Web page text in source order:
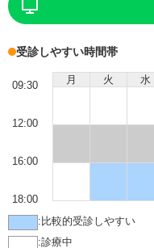
受診しやすい時間帯
月 火 水
09:30
12:00
16:00
18:00
: 比較的受診しやすい
:診療中